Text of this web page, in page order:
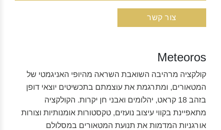
צור קשר
Meteoros
קולקציה מרהיבה השואבת השראה מהיופי האניגמטי של
המטאורים, ומתרגמת את עוצמתם בתכשיטים יוצאי דופן
בזהב 18 קראט, יהלומים ואבני חן יקרות. הקולקציה
מתאפיינת בקווי עיצוב נועזים, טקסטורות אומנותיות וצורות
אורגניות המדמות את תנועת המטאורים במסלולם